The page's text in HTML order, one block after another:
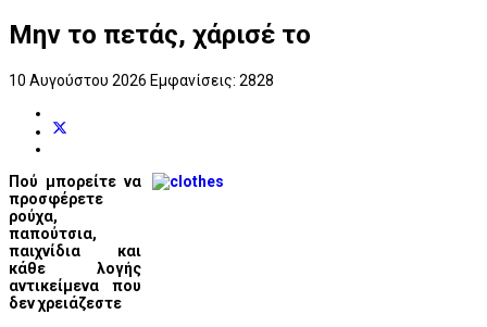
Μην το πετάς, χάρισέ το
10 Αυγούστου 2026 Εμφανίσεις: 2828
Πού μπορείτε να
προσφέρετε
ρούχα,
παπούτσια,
παιχνίδια και
κάθε λογής
αντικείμενα που
δεν χρειάζεστε